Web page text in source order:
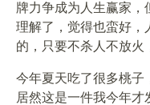
牌力争成为人生赢家，
理解了，觉得也蛮好，
的，只要不杀人不放火
今年夏天吃了很多桃子
居然这是一件我今年才